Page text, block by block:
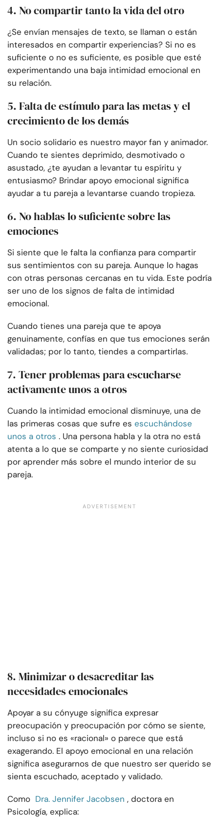
4. No compartir tanto la vida del otro
¿Se envían mensajes de texto, se llaman o están
interesados en compartir experiencias? Si no es
suficiente o no es suficiente, es posible que esté
experimentando una baja intimidad emocional en
su relación.
5. Falta de estímulo para las metas y el
crecimiento de los demás
Un socio solidario es nuestro mayor fan y animador.
Cuando te sientes deprimido, desmotivado o
asustado, ¿te ayudan a levantar tu espíritu y
entusiasmo? Brindar apoyo emocional significa
ayudar a tu pareja a levantarse cuando tropieza.
6. No hablas lo suficiente sobre las
emociones
Si siente que le falta la confianza para compartir
sus sentimientos con su pareja. Aunque lo hagas
con otras personas cercanas en tu vida. Este podría
ser uno de los signos de falta de intimidad
emocional.
Cuando tienes una pareja que te apoya
genuinamente, confías en que tus emociones serán
validadas; por lo tanto, tiendes a compartirlas.
7. Tener problemas para escucharse
activamente unos a otros
Cuando la intimidad emocional disminuye, una de
las primeras cosas que sufre es escuchándose
unos a otros . Una persona habla y la otra no está
atenta a lo que se comparte y no siente curiosidad
por aprender más sobre el mundo interior de su
pareja.
8. Minimizar o desacreditar las
necesidades emocionales
Apoyar a su cónyuge significa expresar
preocupación y preocupación por cómo se siente,
incluso si no es «racional» o parece que está
exagerando. El apoyo emocional en una relación
significa asegurarnos de que nuestro ser querido se
sienta escuchado, aceptado y validado.
Como Dra. Jennifer Jacobsen , doctora en
Psicología, explica: